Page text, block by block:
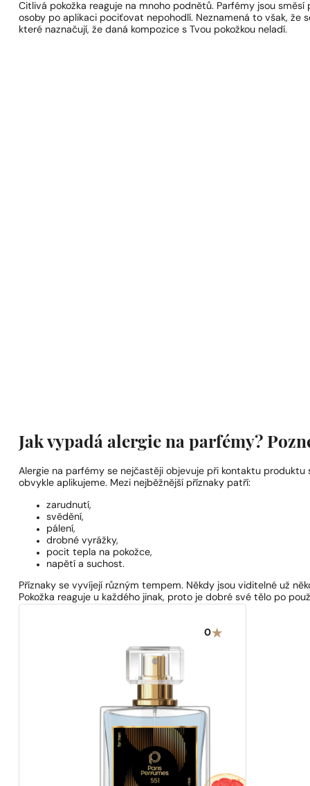
Citlivá pokožka reaguje na mnoho podnětů. Parfémy jsou
osoby po aplikaci pociťovat nepohodlí. Neznamená to však, že
které naznačují, že daná kompozice s Tvou pokožkou neladí.
Jak vypadá alergie na parfémy?
Alergie na parfémy se nejčastěji objevuje při kontaktu
obvykle aplikujeme. Mezi nejběžnější příznaky patří:
zarudnutí,
svědění,
pálení,
drobné vyrážky,
pocit tepla na pokožce,
napětí a suchost.
Příznaky se vyvíjejí různým tempem. Někdy jsou viditelné už
Pokožka reaguje u každého jinak, proto je dobré své tělo po
0